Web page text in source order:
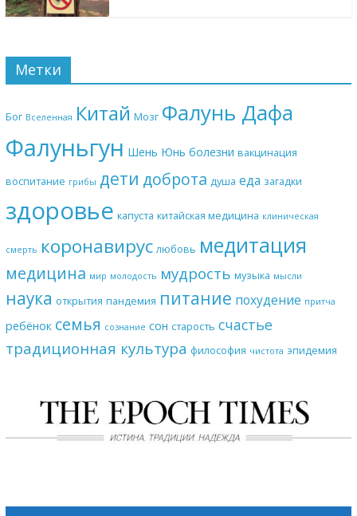
Метки
Бог Вселенная Китай Мозг Фалунь Дафа
Фалуньгун Шень Юнь болезни вакцинация
воспитание грибы дети доброта душа еда загадки
здоровье капуста китайская медицина клиническая
смерть коронавирус любовь медитация
медицина мир молодость мудрость музыка мысли
наука открытия пандемия питание похудение притча
ребёнок семья сознание сон старость счастье
традиционная культура философия чистота эпидемия